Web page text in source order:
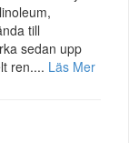
till
sedan upp
ren.... Läs Mer